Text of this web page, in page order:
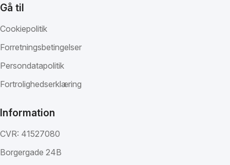
Gå til
Cookiepolitik
Forretningsbetingelser
Persondatapolitik
Fortrolighedserklæring
Information
CVR: 41527080
Borgergade 24B